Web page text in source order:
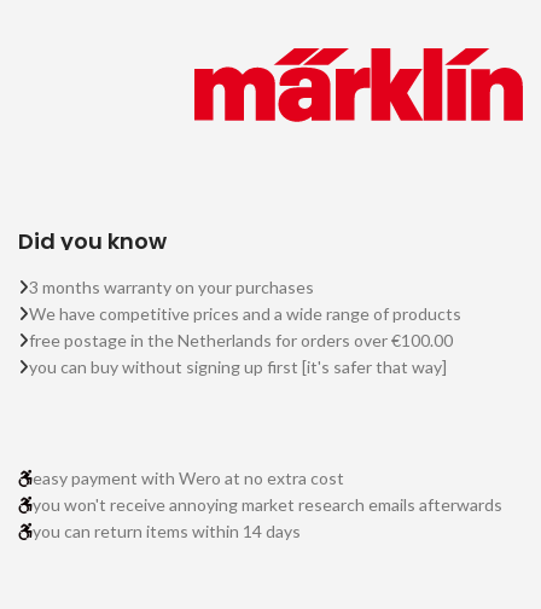
Did you know
3 months warranty on your purchases
We have competitive prices and a wide range of products
free postage in the Netherlands for orders over €100.00
you can buy without signing up first [it's safer that way]
easy payment with Wero at no extra cost
you won't receive annoying market research emails afterwards
you can return items within 14 days